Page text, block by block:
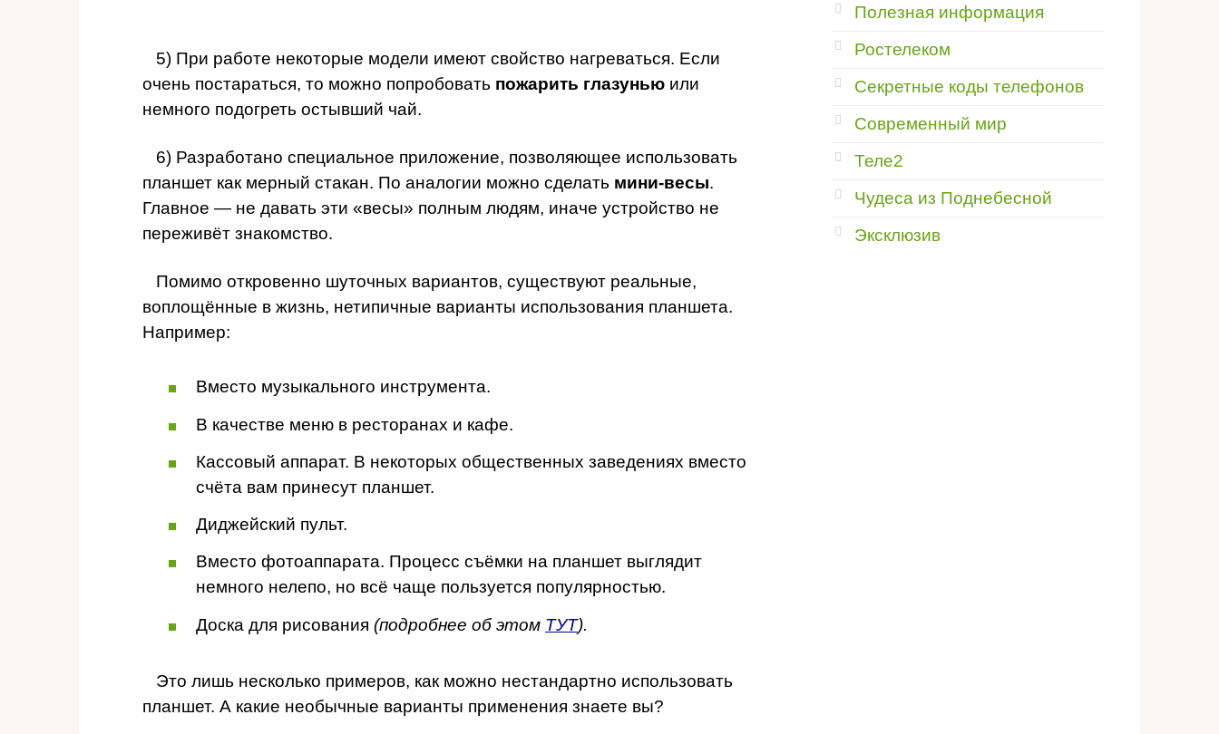
5) При работе некоторые модели имеют свойство нагреваться. Если
очень постараться, то можно попробовать пожарить глазунью или
немного подогреть остывший чай.
6) Разработано специальное приложение, позволяющее использовать
планшет как мерный стакан. По аналогии можно сделать мини-весы.
Главное — не давать эти «весы» полным людям, иначе устройство не
переживёт знакомство.
Помимо откровенно шуточных вариантов, существуют реальные,
воплощённые в жизнь, нетипичные варианты использования планшета.
Например:
Вместо музыкального инструмента.
В качестве меню в ресторанах и кафе.
Кассовый аппарат. В некоторых общественных заведениях вместо
счёта вам принесут планшет.
Диджейский пульт.
Вместо фотоаппарата. Процесс съёмки на планшет выглядит
немного нелепо, но всё чаще пользуется популярностью.
Доска для рисования (подробнее об этом ТУТ).
Это лишь несколько примеров, как можно нестандартно использовать
планшет. А какие необычные варианты применения знаете вы?
Полезная информация
Ростелеком
Секретные коды телефонов
Современный мир
Теле2
Чудеса из Поднебесной
Эксклюзив